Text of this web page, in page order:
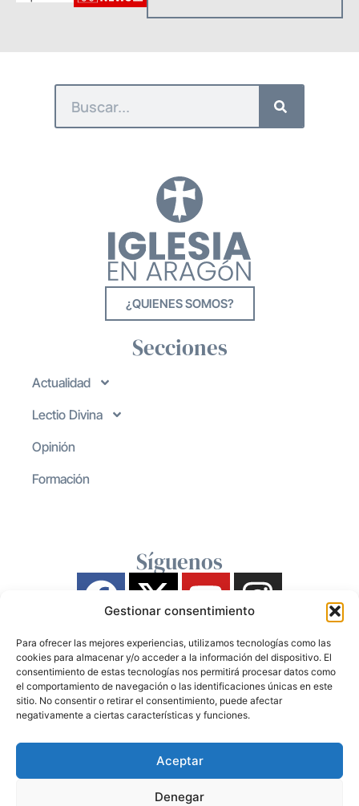
Gestionar consentimiento
Para ofrecer las mejores experiencias, utilizamos tecnologías como las
cookies para almacenar y/o acceder a la información del dispositivo. El
consentimiento de estas tecnologías nos permitirá procesar datos como
el comportamiento de navegación o las identificaciones únicas en este
sitio. No consentir o retirar el consentimiento, puede afectar
negativamente a ciertas características y funciones.
Aceptar
Denegar
¿QUIENES SOMOS?
Secciones
Actualidad
Lectio Divina
Opinión
Formación
Síguenos